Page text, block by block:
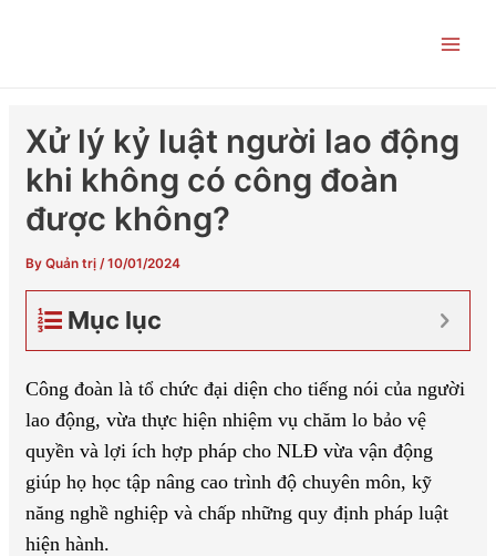
Xử lý kỷ luật người lao động
khi không có công đoàn
được không?
By Quản trị /10/01/2024
Mục lục
Công đoàn là tổ chức đại diện cho tiếng nói của người
lao động, vừa thực hiện nhiệm vụ chăm lo bảo vệ
quyền và lợi ích hợp pháp cho NLĐ vừa vận động
giúp họ học tập nâng cao trình độ chuyên môn, kỹ
năng nghề nghiệp và chấp những quy định pháp luật
hiện hành.